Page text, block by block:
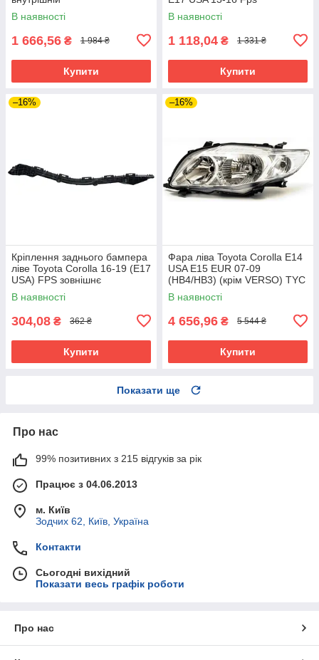
В наявності
1 666,56 ₴ 1 984 ₴
Купити
В наявності
1 118,04 ₴ 1 331 ₴
Купити
–16%
Кріплення заднього бампера
ліве Toyota Corolla 16-19 (E17
USA) FPS зовнішнє
В наявності
304,08 ₴ 362 ₴
Купити
–16%
Фара ліва Toyota Corolla E14
USA E15 EUR 07-09
(HB4/HB3) (крім VERSO) TYC
ел., без кор., без ламп
В наявності
4 656,96 ₴ 5 544 ₴
Купити
Показати ще
Про нас
99% позитивних з 215 відгуків за рік
Працює з 04.06.2013
м. Київ
Зодчих 62, Київ, Україна
Контакти
Сьогодні вихідний
Показати весь графік роботи
Про нас